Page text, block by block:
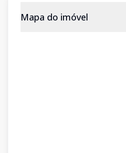
Mapa do imóvel